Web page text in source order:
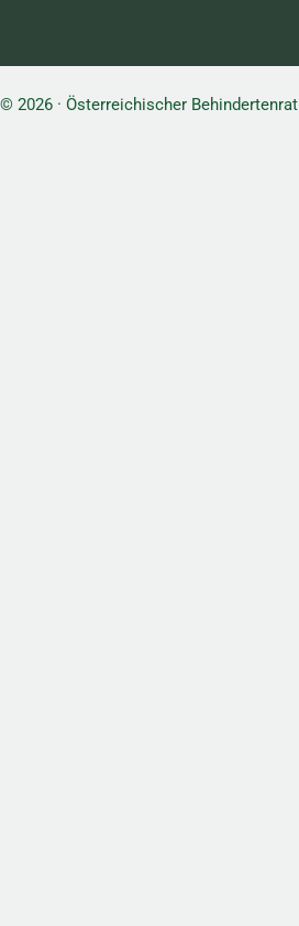
© 2026 · Österreichischer Behindertenrat